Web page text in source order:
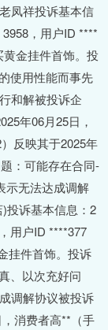
凤祥投诉基本信
，用户ID ****
金挂件首饰。投
使用性能而事先
和解被投诉企
年06月25日，
反映其于2025年
：可能存在合同-
示无法达成调解
投诉基本信息：2
用户ID ****377
挂件首饰。投诉
、以次充好问
调解协议被投诉
消费者高**（手